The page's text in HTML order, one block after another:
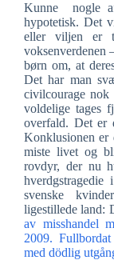
Kunne nogle
hypotetisk. Det
eller viljen er
voksenverdenen
børn om, at
Det har man
civilcourage
voldelige tages
overfald. Det er
Konklusionen er
miste livet og
rovdyr, der nu
svenske
ligestillede land:
av misshandel
2009.
med dödlig